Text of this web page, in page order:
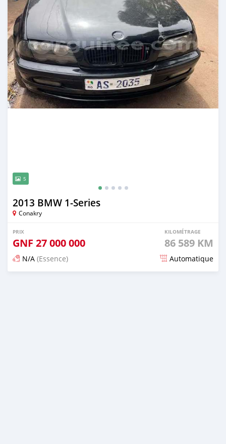
5
2013 BMW 1-Series
Conakry
PRIX
GNF 27 000 000
KILOMÉTRAGE
86 589 KM
N/A (Essence) Automatique